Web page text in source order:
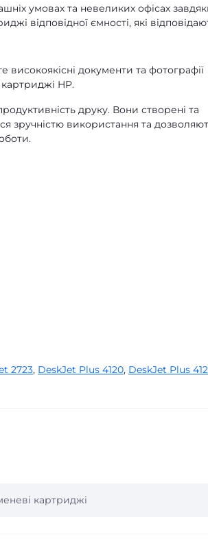
умовах та невеликих офісах
відповідної ємності, які
документи та фотографії
HP.
друку. Вони створені та
зручністю використання та
2723, DeskJet Plus 4120, DeskJet Plus
картриджі